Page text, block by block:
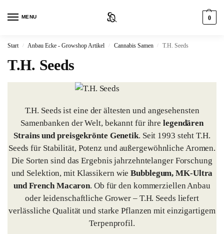
MENU 0
Start / Anbau Ecke - Growshop Artikel / Cannabis Samen / T.H. Seeds
T.H. Seeds
T.H. Seeds ist eine der ältesten und angesehensten
Samenbanken der Welt, bekannt für ihrelegendären
Strains und preisgekrönte Genetik. Seit 1993 steht T.H.
Seeds für Stabilität, Potenz und außergewöhnliche Aromen.
Die Sorten sind das Ergebnis jahrzehntelanger Forschung
und Selektion, mit Klassikern wieBubblegum, MK-Ultra
und French Macaron. Ob für den kommerziellen Anbau
oder leidenschaftliche Grower – T.H. Seeds liefert
verlässliche Qualität und starke Pflanzen mit einzigartigem
Terpenprofil.